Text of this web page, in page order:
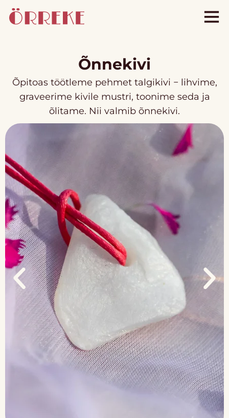
Õnnekivi
Õpitoas töötleme pehmet talgikivi − lihvime,
graveerime kivile mustri, toonime seda ja
õlitame. Nii valmib õnnekivi.